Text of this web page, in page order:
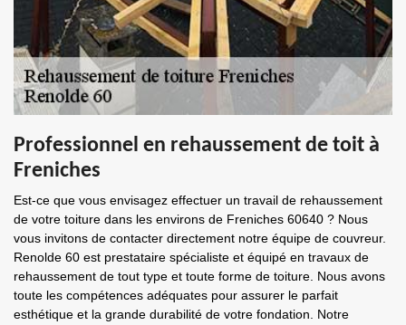
Professionnel en rehaussement de toit à
Freniches
Est-ce que vous envisagez effectuer un travail de rehaussement
de votre toiture dans les environs de Freniches 60640 ? Nous
vous invitons de contacter directement notre équipe de couvreur.
Renolde 60 est prestataire spécialiste et équipé en travaux de
rehaussement de tout type et toute forme de toiture. Nous avons
toute les compétences adéquates pour assurer le parfait
esthétique et la grande durabilité de votre fondation. Notre